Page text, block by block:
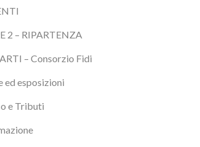
2 – RIPARTENZA
– Consorzio Fidi
ed esposizioni
e Tributi